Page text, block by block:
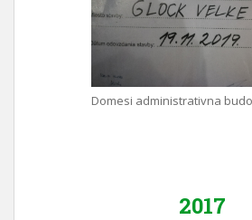
Domesi administrativna
2017